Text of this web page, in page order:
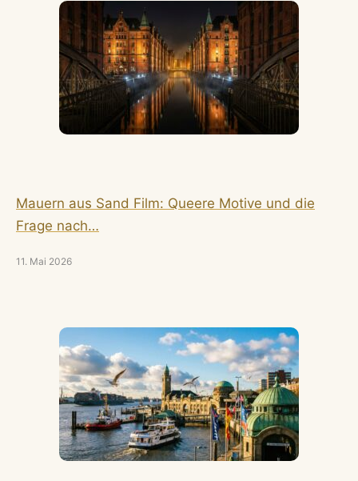
Mauern aus Sand Film: Queere Motive und die
Frage nach…
11. Mai 2026